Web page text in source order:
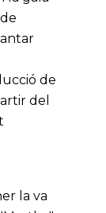
de
del
la va